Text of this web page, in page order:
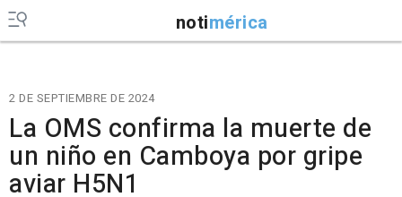
notimérica
2 DE SEPTIEMBRE DE 2024
La OMS confirma la muerte de
un niño en Camboya por gripe
aviar H5N1